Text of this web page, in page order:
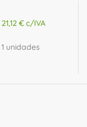
21,12 € c/IVA
1 unidades